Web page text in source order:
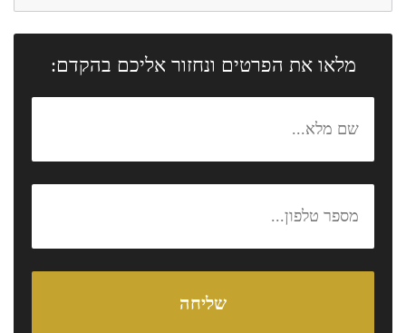
מלאו את הפרטים ונחזור אליכם בהקדם: